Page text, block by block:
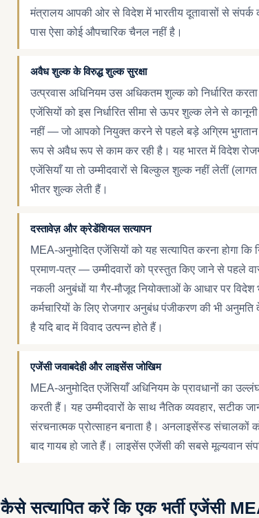
मंत्रालय आपकी ओर से विदेश में भारतीय दूतावासों से
पास ऐसा कोई औपचारिक चैनल नहीं है।
अवैध शुल्क के विरुद्ध शुल्क सुरक्षा
उत्प्रवास अधिनियम उस अधिकतम शुल्क को निर्धारित
एजेंसियों को इस निर्धारित सीमा से ऊपर शुल्क लेने से
नहीं — जो आपको नियुक्त करने से पहले बड़े अग्रिम भुगतान
रूप से अवैध रूप से काम कर रही है। यह भारत में विदेश
एजेंसियाँ या तो उम्मीदवारों से बिल्कुल शुल्क नहीं लेतीं (लागत
भीतर शुल्क लेती हैं।
दस्तावेज़ और क्रेडेंशियल सत्यापन
MEA-अनुमोदित एजेंसियों को यह सत्यापित करना होगा
प्रमाण-पत्र — उम्मीदवारों को प्रस्तुत किए जाने से पहले
नकली अनुबंधों या गैर-मौजूद नियोक्ताओं के आधार पर
कर्मचारियों के लिए रोजगार अनुबंध पंजीकरण की भी अनुमति
है यदि बाद में विवाद उत्पन्न होते हैं।
एजेंसी जवाबदेही और लाइसेंस जोखिम
MEA-अनुमोदित एजेंसियाँ अधिनियम के प्रावधानों का
करती हैं। यह उम्मीदवारों के साथ नैतिक व्यवहार, सटीक
संरचनात्मक प्रोत्साहन बनाता है। अनलाइसेंस्ड
बाद गायब हो जाते हैं। लाइसेंस एजेंसी की सबसे मूल्यवान
कैसे सत्यापित करें कि एक भर्ती एजेंसी